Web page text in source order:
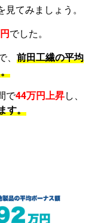
てみましょう。
でした。
、 前田工繊の平均
で44万円上昇し、
す。